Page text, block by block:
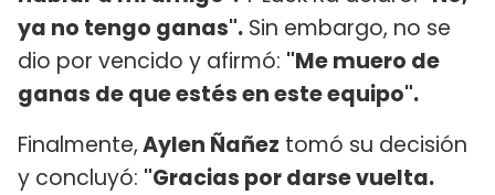
ya no tengo ganas". Sin embargo, no se
dio por vencido y afirmó: "Me muero de
ganas de que estés en este equipo".
Finalmente,Aylen Ñañez tomó su decisión
y concluyó: "Gracias por darse vuelta.